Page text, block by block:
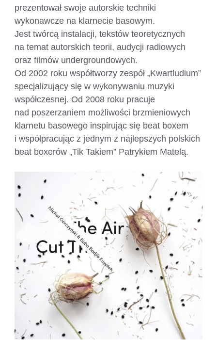
prezentował swoje autorskie techniki
wykonawcze na klarnecie basowym.
Jest twórcą instalacji, tekstów teoretycznych
na temat autorskich teorii, audycji radiowych
oraz filmów undergroundowych.
Od 2002 roku współtworzy zespół „Kwartludium”
specjalizujący się w wykonywaniu muzyki
współczesnej. Od 2008 roku pracuje
nad poszerzaniem możliwości brzmieniowych
klarnetu basowego inspirując się beat boxem
i współpracując z jednym z najlepszych polskich
beat boxerów „Tik Takiem” Patrykiem Matelą.